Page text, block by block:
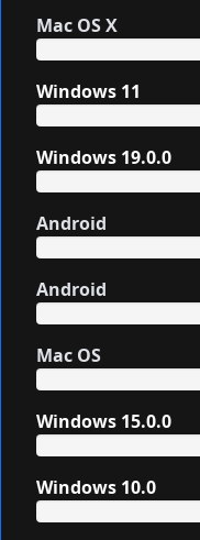
Mac OS X
Windows 11
Windows 19.0.0
Android
Android
Mac OS
Windows 15.0.0
Windows 10.0